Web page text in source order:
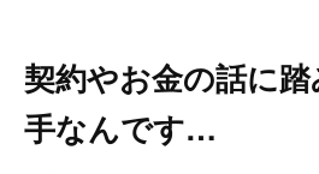
契約やお金の話に
手なんです…